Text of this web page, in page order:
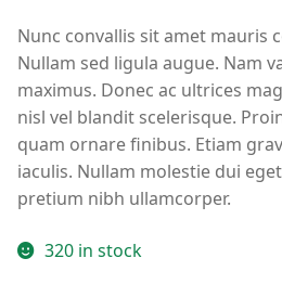
Nunc convallis sit amet mauris
Nullam sed ligula augue. Nam
maximus. Donec ac ultrices
nisl vel blandit scelerisque.
quam ornare finibus. Etiam
iaculis. Nullam molestie dui
pretium nibh ullamcorper.
320 in stock